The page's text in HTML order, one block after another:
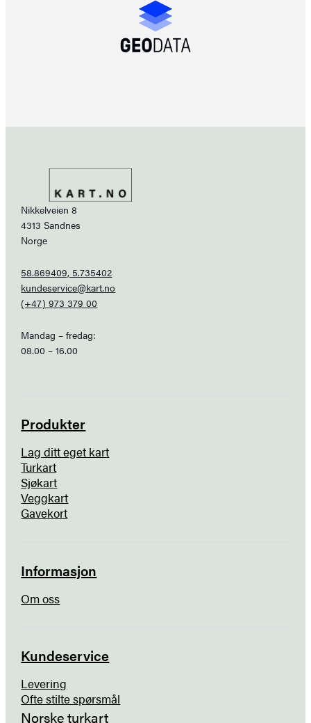
Nikkelveien 8
4313 Sandnes
Norge
58.869409, 5.735402
kundeservice@kart.no
(+47) 973 379 00
Mandag – fredag:
08.00 – 16.00
Produkter
Lag ditt eget kart
Turkart
Sjøkart
Veggkart
Gavekort
Informasjon
Om oss
Kundeservice
Levering
Ofte stilte spørsmål
Norske turkart